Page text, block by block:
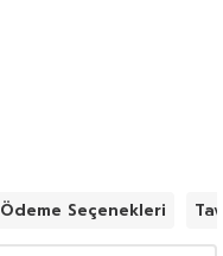
Ödeme Seçenekleri